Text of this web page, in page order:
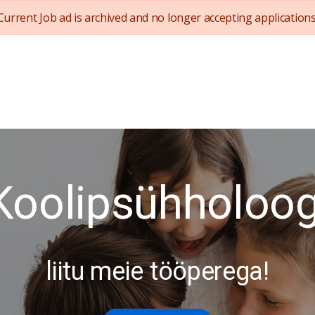
Job ad is archived and no longer accepting
liitu meie tööperega!